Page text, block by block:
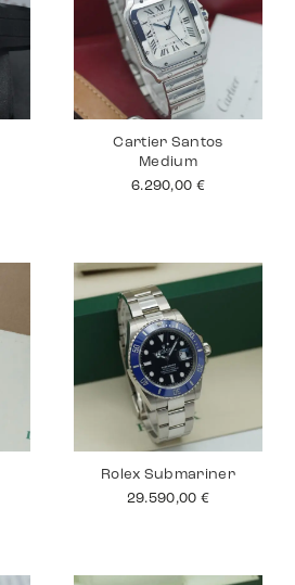
Cartier Santos
Medium
6.290,00 €
Rolex Submariner
29.590,00 €